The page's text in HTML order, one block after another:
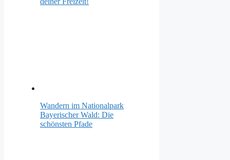
Wandern im Nationalpark
Bayerischer Wald: Die
schönsten Pfade